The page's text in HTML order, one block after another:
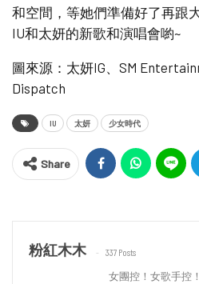
和空間，等她們準備好了再跟
IU和太妍的新歌和演唱會喲~
圖來源：太妍IG、SM
Dispatch
IU 太妍 少女時代
Share
粉紅木木 337 Posts
女團控！女歌手控